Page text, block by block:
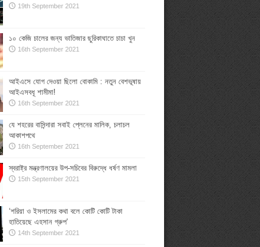
19th September 2021
১০ কেজি চালের জন্য ভাতিজার ছুরিকাঘাতে চাচা খুন
16th September 2021
আইএসে যোগ দেওয়া ছিলো বোকামি : নতুন বেশভূষায়
আইএসবধূ শামীমা!
16th September 2021
যে শহরের বাসিন্দারা সবাই প্লেনের মালিক, চলাচল
আকাশপথে
16th September 2021
স্বরাষ্ট্র মন্ত্রণালয়ের উপ-সচিবের বিরুদ্ধে ধর্ষণ মামলা
15th September 2021
‘শরিয়া ও ইসলামের কথা বলে কোটি কোটি টাকা
হাতিয়েছে এহসান গ্রুপ’
14th September 2021